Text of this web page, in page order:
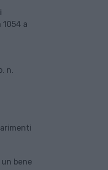
a
n.
bene